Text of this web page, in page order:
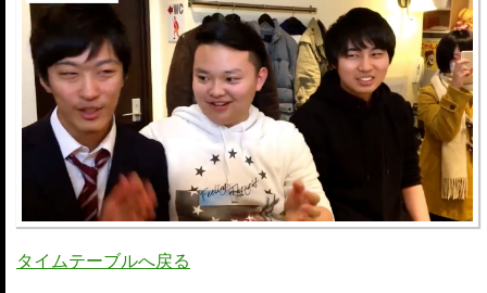
タイムテーブルへ戻る